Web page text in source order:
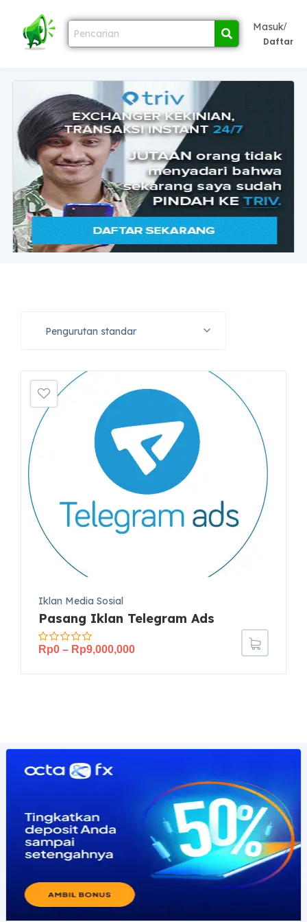
Masuk/
Daftar
Pengurutan standar
Iklan Media Sosial
Pasang Iklan Telegram Ads
Rp0 – Rp9,000,000